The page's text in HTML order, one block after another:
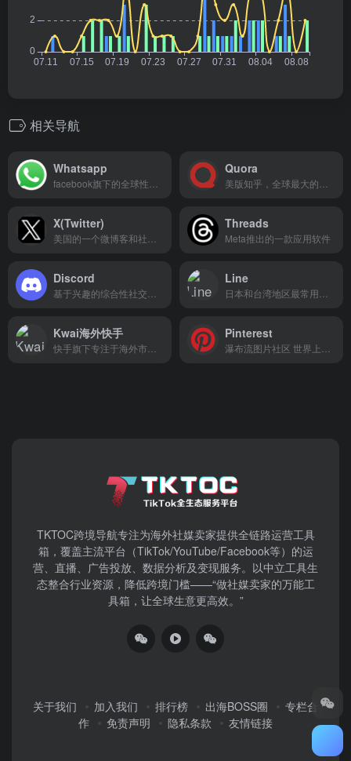
相关导航
Whatsapp Quora
X(Twitter) Threads
Meta推出的一款应用软件
Discord Line
Kwai海外快手 Pinterest
TKTOC跨境导航​专注为海外社媒卖家提供全链路运营工具
箱，覆盖主流平台（TikTok/YouTube/Facebook等）​的运
营、直播、广告投放、数据分析及变现服务。以中立工具生
态整合行业资源，降低跨境门槛——“做社媒卖家的万能工
具箱，让全球生意更高效。”
关于我们 加入我们 排行榜 出海BOSS圈
专栏合
作
免责声明 隐私条款 友情链接